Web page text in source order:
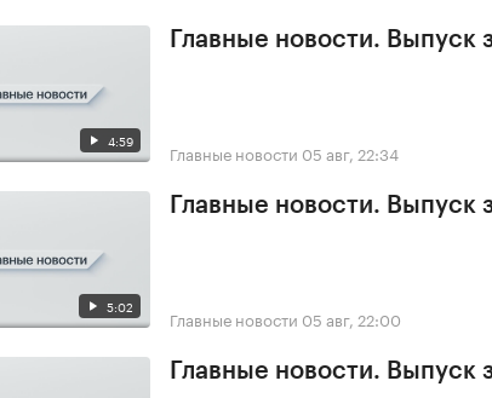
4:59
Главные новости. Выпуск
Главные новости 05 авг, 22:34
5:02
Главные новости.
Главные новости 05 авг, 22:00
Главные новости. Выпуск